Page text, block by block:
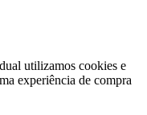
utilizamos cookies e
experiência de compra